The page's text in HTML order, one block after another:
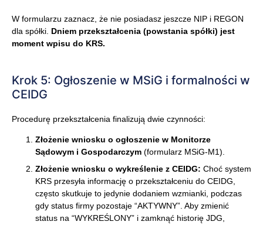
W formularzu zaznacz, że nie posiadasz jeszcze NIP i REGON
dla spółki. Dniem przekształcenia (powstania spółki) jest
moment wpisu do KRS.
Krok 5: Ogłoszenie w MSiG i formalności w
CEIDG
Procedurę przekształcenia finalizują dwie czynności:
Złożenie wniosku o ogłoszenie w Monitorze
Sądowym i Gospodarczym (formularz MSiG-M1).
Złożenie wniosku o wykreślenie z CEIDG: Choć system
KRS przesyła informację o przekształceniu do CEIDG,
często skutkuje to jedynie dodaniem wzmianki, podczas
gdy status firmy pozostaje “AKTYWNY”. Aby zmienić
status na “WYKREŚLONY” i zamknąć historię JDG,